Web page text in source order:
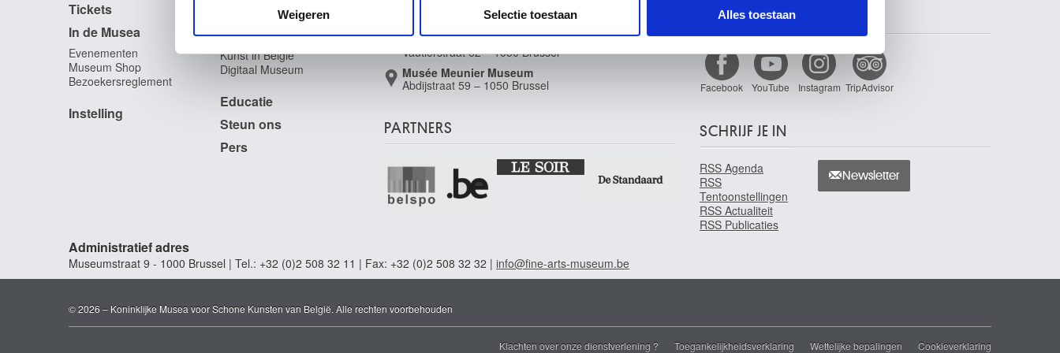
media, adverteren en analyse. Deze partners kunnen deze gegevens combineren met andere informatie die u aan ze heeft
Weigeren Selectie toestaan Alles toestaan
Tickets
In de Musea
Evenementen
Museum Shop
Bezoekersreglement
Instelling
Archief voor Hedendaagse
Kunst in België
Digitaal Museum
Educatie
Steun ons
Pers
11.10.2024)
Vautierstraat 62 – 1050 Brussel
Musée Meunier Museum
Abdijstraat 59 – 1050 Brussel
PARTNERS
VOLG ONS
Facebook YouTube Instagram TripAdvisor
SCHRIJF JE IN
RSS Agenda
RSS
Tentoonstellingen
RSS Actualiteit
RSS Publicaties
Newsletter
Administratief adres
Museumstraat 9 - 1000 Brussel | Tel.: +32 (0)2 508 32 11 | Fax: +32 (0)2 508 32 32 | info@fine-arts-museum.be
© 2026 – Koninklijke Musea voor Schone Kunsten van België. Alle rechten voorbehouden
Klachten over onze dienstverlening ? Toegankelijkheidsverklaring Wettelijke bepalingen Cookieverklaring